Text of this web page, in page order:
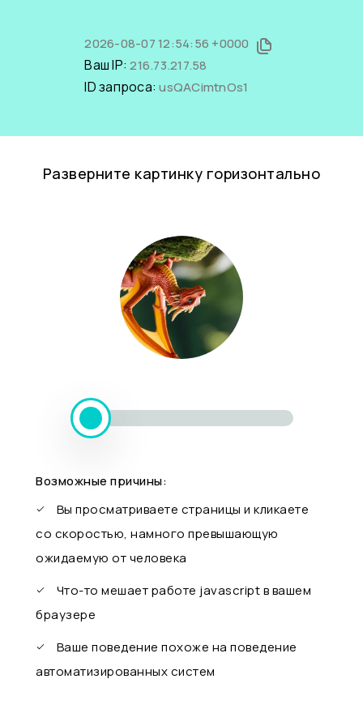
2026-08-07 12:54:56 +0000
Ваш IP:216.73.217.58
ID запроса:usQACimtnOs1
Разверните картинку горизонтально
Возможные причины:
Вы просматриваете страницы и кликаете
со скоростью, намного превышающую
ожидаемую от человека
Что-то мешает работе javascript в вашем
браузере
Ваше поведение похоже на поведение
автоматизированных систем